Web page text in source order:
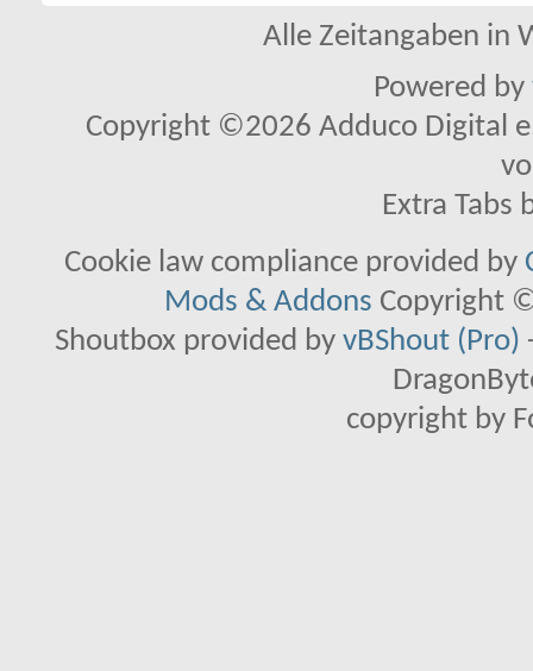
Alle Zeitangaben in
Powered by
Copyright ©2026 Adduco Digital
Extra Tabs
Cookie law compliance provided by
Mods & Addons Copyright
Shoutbox provided by vBShout (Pro)
copyright by